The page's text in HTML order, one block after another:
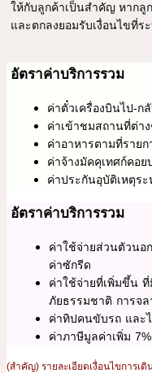
ให้กับลูกค้าเป็นสำคัญ หากลู
และตกลงยอมรับเงื่อนไขที่ร
อัตราค่าบริการรวม
ค่าตั๋วเครื่องบินไป-ก
ค่าเข้าชมสถานที่ต่า
ค่าอาหารตามที่รายก
ค่าจ้างมัคคุเทศก์คอย
ค่าประกันอุบัติเหตุระ
อัตราค่าบริการรวม
ค่าใช้จ่ายส่วนตัวนอ
ค่าซักรีด
ค่าใช้จ่ายที่เพิ่มขึ้น
ภัยธรรมชาติ การจล
ค่าทิปคนขับรถ และ
ค่าภาษีมูลค่าเพิ่ม
(สำคัญ) รายละเอียดเงื่อนไขการเ